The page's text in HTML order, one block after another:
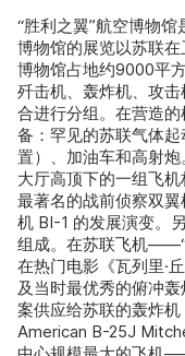
“胜利之翼”航空博物馆
博物馆的展览以苏联在
博物馆占地约9000平
歼击机、轰炸机、攻
合进行分组。在营造
备：罕见的苏联气体
置）、加油车和高射
大厅高顶下的一组飞
最著名的战前侦察双
机 BI-1 的发展演变。
组成。在苏联飞机——“
在热门电影《瓦列里·
及当时最优秀的俯冲
案供应给苏联的轰炸
American B-25J